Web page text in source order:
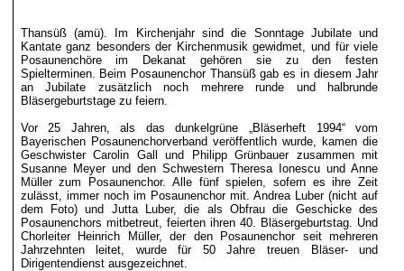
Thansüß (amü). Im Kirchenjahr sind die Sonntage Jubilate und
Kantate ganz besonders der Kirchenmusik gewidmet, und für viele
Posaunenchöre im Dekanat gehören sie zu den festen
Spielterminen. Beim Posaunenchor Thansüß gab es in diesem Jahr
an Jubilate zusätzlich noch mehrere runde und halbrunde
Bläsergeburtstage zu feiern.
Vor 25 Jahren, als das dunkelgrüne „Bläserheft 1994“ vom
Bayerischen Posaunenchorverband veröffentlich wurde, kamen die
Geschwister Carolin Gall
und Philipp Grünbauer zusammen mit
Susanne Meyer und den Schwestern Theresa
Ionescu und Anne
Müller zum Posaunenchor. Alle fünf spielen, sofern es ihre Zeit
zulässt, immer noch im Posaunenchor mit. Andrea Luber (nicht auf
dem Foto) und Jutta Luber, die als Obfrau die Geschicke des
Posaunenchors mitbetreut, feierten ihren 40. Bläsergeburtstag. Und
Chorleiter Heinrich Müller, der den Posaunenchor seit mehreren
Jahrzehnten leitet, wurde für 50 Jahre treuen Bläser- und
Dirigentendienst ausgezeichnet.